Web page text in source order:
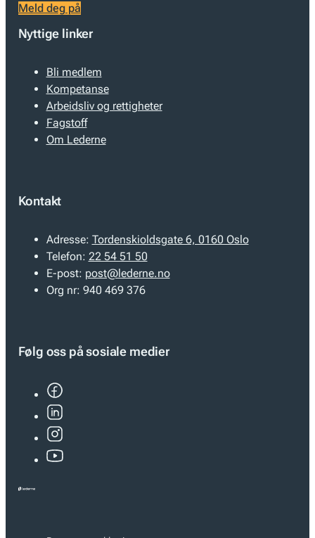
Meld deg på
Nyttige linker
Bli medlem
Kompetanse
Arbeidsliv og rettigheter
Fagstoff
Om Lederne
Kontakt
Adresse: Tordenskioldsgate 6, 0160 Oslo
Telefon: 22 54 51 50
E-post: post@lederne.no
Org nr: 940 469 376
Følg oss på sosiale medier